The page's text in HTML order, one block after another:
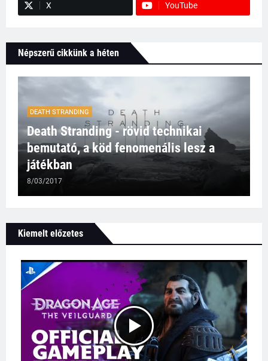
X YouTube
Népszerű cikkünk a héten
DEATH STRANDING
Death Stranding - rövid technikai
bemutató, a köd fenomenális lesz a
játékban
8/03/2017
Kiemelt előzetes